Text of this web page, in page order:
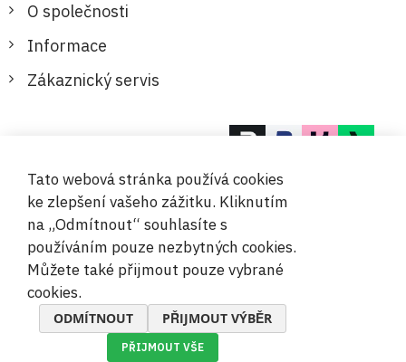
O společnosti
Informace
Zákaznický servis
© 2019-2026 Megamix s.r.o.
Tato webová stránka používá cookies
ke zlepšení vašeho zážitku. Kliknutím
na „Odmítnout“ souhlasíte s
používáním pouze nezbytných cookies.
Můžete také přijmout pouze vybrané
cookies.
ODMÍTNOUT PŘIJMOUT VÝBĚR
PŘIJMOUT VŠE